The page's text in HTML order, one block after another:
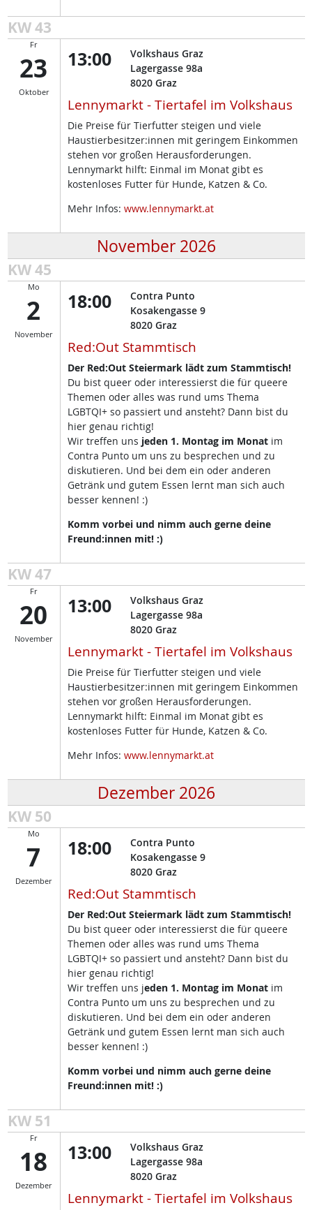
KW 43
Fr
23
Oktober
13:00
Volkshaus Graz
Lagergasse 98a
8020 Graz
Lennymarkt - Tiertafel im Volkshaus
Die Preise für Tierfutter steigen und viele
Haustierbesitzer:innen mit geringem Einkommen
stehen vor großen Herausforderungen.
Lennymarkt hilft: Einmal im Monat gibt es
kostenloses Futter für Hunde, Katzen & Co.
Mehr Infos: www.lennymarkt.at
November 2026
KW 45
Mo
2
November
18:00
Contra Punto
Kosakengasse 9
8020 Graz
Red:Out Stammtisch
Der Red:Out Steiermark lädt zum Stammtisch!
Du bist queer oder interessierst die für queere
Themen oder alles was rund ums Thema
LGBTQI+ so passiert und ansteht? Dann bist du
hier genau richtig!
Wir treffen uns jeden 1. Montag im Monatim
Contra Punto um uns zu besprechen und zu
diskutieren. Und bei dem ein oder anderen
Getränk und gutem Essen lernt man sich auch
besser kennen! :)
Komm vorbei und nimm auch gerne deine
Freund:innen mit! :)
KW 47
Fr
20
November
13:00
Volkshaus Graz
Lagergasse 98a
8020 Graz
Lennymarkt - Tiertafel im Volkshaus
Die Preise für Tierfutter steigen und viele
Haustierbesitzer:innen mit geringem Einkommen
stehen vor großen Herausforderungen.
Lennymarkt hilft: Einmal im Monat gibt es
kostenloses Futter für Hunde, Katzen & Co.
Mehr Infos: www.lennymarkt.at
Dezember 2026
KW 50
Mo
7
Dezember
18:00
Contra Punto
Kosakengasse 9
8020 Graz
Red:Out Stammtisch
Der Red:Out Steiermark lädt zum Stammtisch!
Du bist queer oder interessierst die für queere
Themen oder alles was rund ums Thema
LGBTQI+ so passiert und ansteht? Dann bist du
hier genau richtig!
Wir treffen uns jeden 1. Montag im Monat im
Contra Punto um uns zu besprechen und zu
diskutieren. Und bei dem ein oder anderen
Getränk und gutem Essen lernt man sich auch
besser kennen! :)
Komm vorbei und nimm auch gerne deine
Freund:innen mit! :)
KW 51
Fr
18
Dezember
13:00
Volkshaus Graz
Lagergasse 98a
8020 Graz
Lennymarkt - Tiertafel im Volkshaus